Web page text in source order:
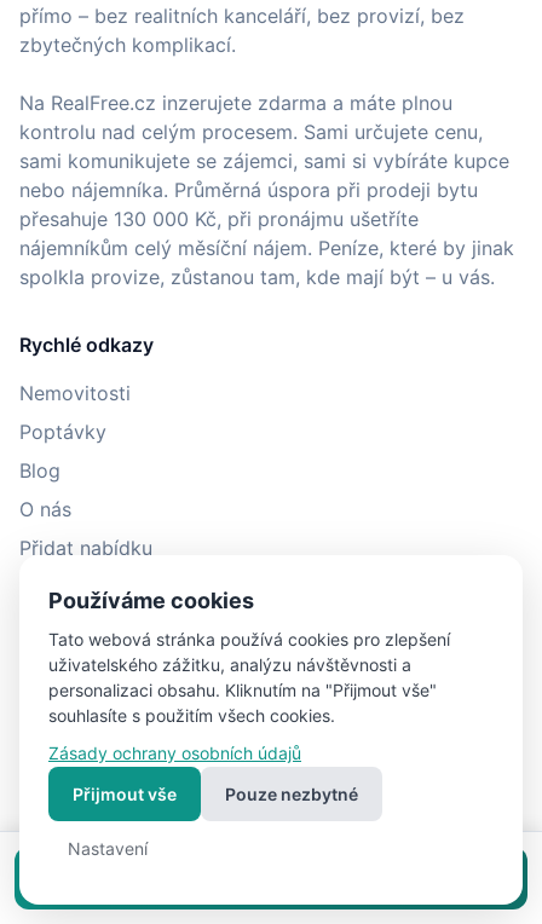
přímo – bez realitních kanceláří, bez provizí, bez
zbytečných komplikací.
Na RealFree.cz inzerujete zdarma a máte plnou
kontrolu nad celým procesem. Sami určujete cenu,
sami komunikujete se zájemci, sami si vybíráte kupce
nebo nájemníka. Průměrná úspora při prodeji bytu
přesahuje 130 000 Kč, při pronájmu ušetříte
nájemníkům celý měsíční nájem. Peníze, které by jinak
spolkla provize, zůstanou tam, kde mají být – u vás.
Rychlé odkazy
Nemovitosti
Poptávky
Blog
O nás
Přidat nabídku
Přidat poptávku
Podmínky užití
Jak to funguje - pro majitele nemovitostí
Jak to funguje - pro zájemce o nemovitost
Napsali o nás
Kontakty
Kalkulačka úspory pro majitele
Prodej bytu bez realitky
Používáme cookies
Tato webová stránka používá cookies pro zlepšení
uživatelského zážitku, analýzu návštěvnosti a
personalizaci obsahu. Kliknutím na "Přijmout vše"
souhlasíte s použitím všech cookies.
Zásady ochrany osobních údajů
Přijmout vše
Pouze nezbytné
Nastavení